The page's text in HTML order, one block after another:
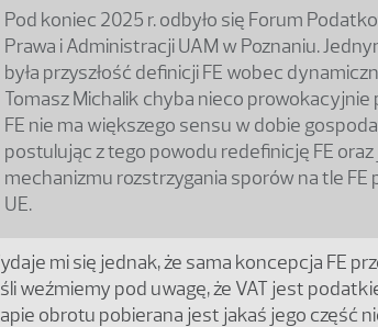
Pod koniec 2025 r. odbyło się Forum
Prawa i Administracji UAM w Poznaniu.
była przyszłość definicji FE wobec
Tomasz Michalik chyba nieco
FE nie ma większego sensu w dobie
postulując z tego powodu redefinicję FE
mechanizmu rozstrzygania sporów na tle
UE.
mi się jednak, że sama koncepcja FE
weźmiemy pod uwagę, że VAT jest
obrotu pobierana jest jakaś jego część